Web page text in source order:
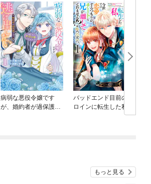
病弱な悪役令嬢です
が、婚約者が過保護す
バッドエンド目前のヒ
ロインに転生した私、
今世では恋愛するつも
もっと見る